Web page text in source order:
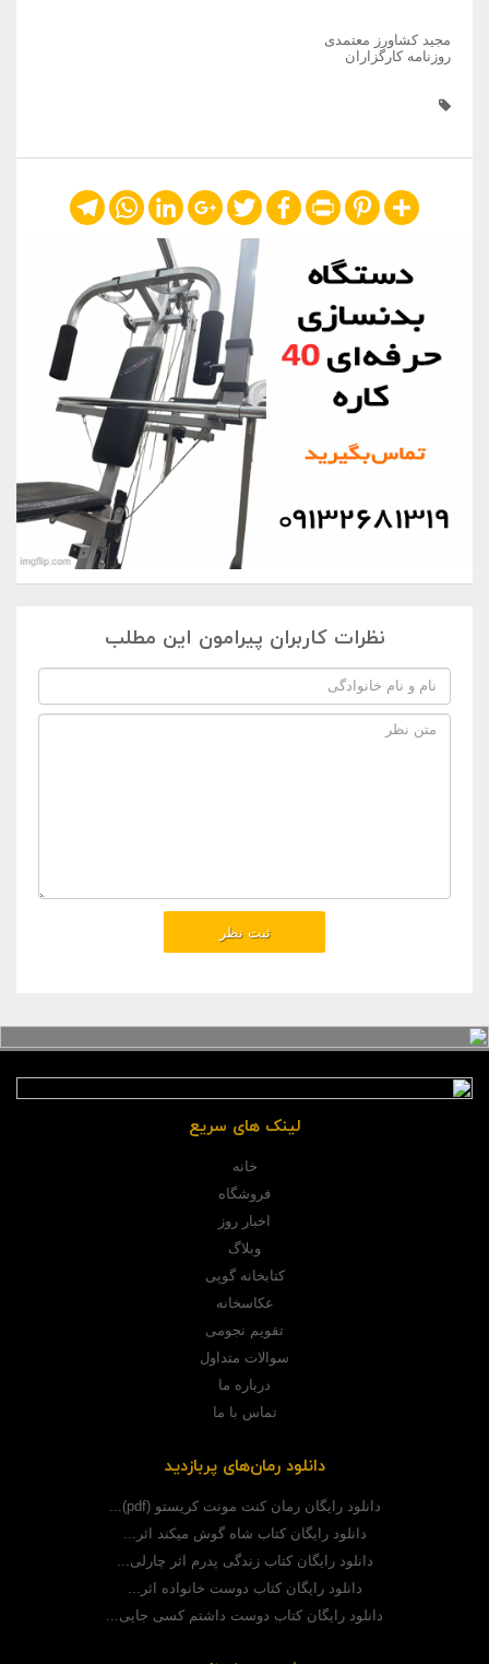
مجید کشاورز معتمدی
روزنامه کارگزاران
Share
Pinterest
Print
Facebook
Twitter
Google+
LinkedIn
WhatsApp
Telegram
نظرات کاربران پیرامون این مطلب
لینک های سریع
خانه
فروشگاه
اخبار روز
وبلاگ
کتابخانه گوپی
عکاسخانه
تقویم نجومی
سوالات متداول
درباره ما
تماس با ما
دانلود رمان‌های پربازدید
دانلود رایگان رمان کنت مونت کریستو (pdf)...
دانلود رایگان کتاب شاه گوش میکند اثر...
دانلود رایگان کتاب زندگی پدرم اثر چارلی...
دانلود رایگان کتاب دوست خانواده اثر...
دانلود رایگان کتاب دوست داشتم کسی جایی...